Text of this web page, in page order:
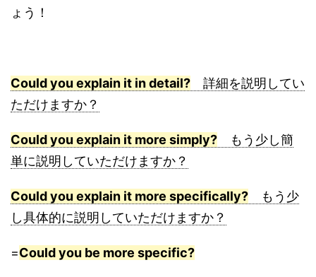
ょう！
Could you explain it in detail? 詳細を説明してい
ただけますか？
Could you explain it more simply? もう少し簡
単に説明していただけますか？
Could you explain it more specifically? もう少
し具体的に説明していただけますか？
=Could you be more specific?